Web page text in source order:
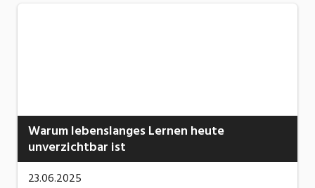
Warum lebenslanges Lernen heute
unverzichtbar ist
23.06.2025